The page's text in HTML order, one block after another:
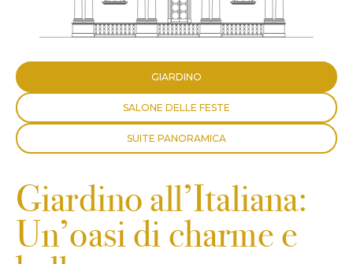
GIARDINO
SALONE DELLE FESTE
SUITE PANORAMICA
Giardino all’Italiana:
Un’oasi di charme e